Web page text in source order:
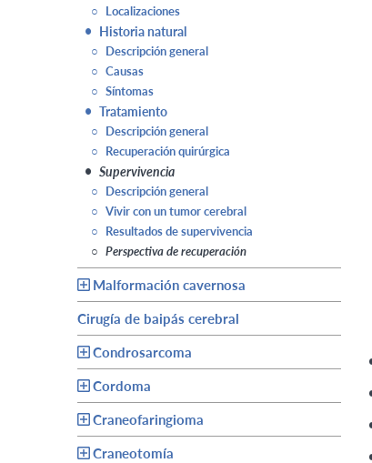
○ Localizaciones
• Historia natural
○ Descripción general
○ Causas
○ Síntomas
• Tratamiento
○ Descripción general
○ Recuperación quirúrgica
• Supervivencia
○ Descripción general
○ Vivir con un tumor cerebral
○ Resultados de supervivencia
○ Perspectiva de recuperación
Malformación cavernosa
Cirugía de baipás cerebral
Condrosarcoma
Cordoma
Craneofaringioma
Craneotomía